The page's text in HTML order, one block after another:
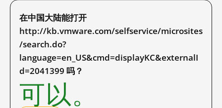
在中国大陆能打开
http://kb.vmware.com/selfservice/microsites
/search.do?
language=en_US&cmd=displayKC&externalI
d=2041399 吗？
可以。